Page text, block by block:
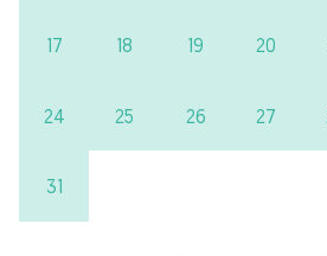
17 18 19 20
24 25 26 27
31